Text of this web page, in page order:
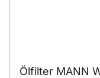
Ölfilter MANN